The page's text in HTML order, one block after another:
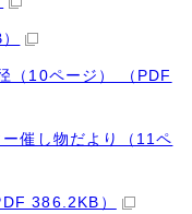
（10ページ） （PDF
催し物だより（11ペ
386.2KB）